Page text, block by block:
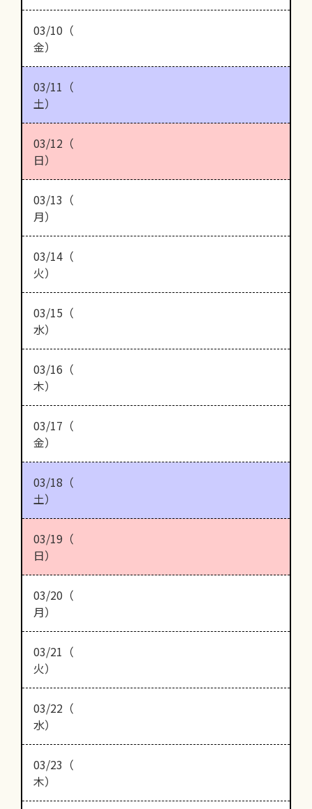
03/10（
金）
03/11（
土）
03/12（
日）
03/13（
月）
03/14（
火）
03/15（
水）
03/16（
木）
03/17（
金）
03/18（
土）
03/19（
日）
03/20（
月）
03/21（
火）
03/22（
水）
03/23（
木）